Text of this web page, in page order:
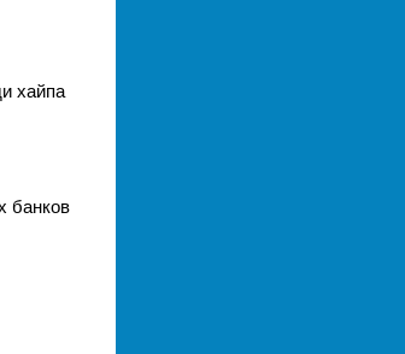
хайпа
банков